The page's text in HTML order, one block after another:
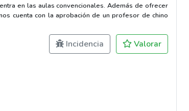
en las aulas convencionales. Además de ofrecer
cuenta con la aprobación de un profesor de chino
Incidencia Valorar